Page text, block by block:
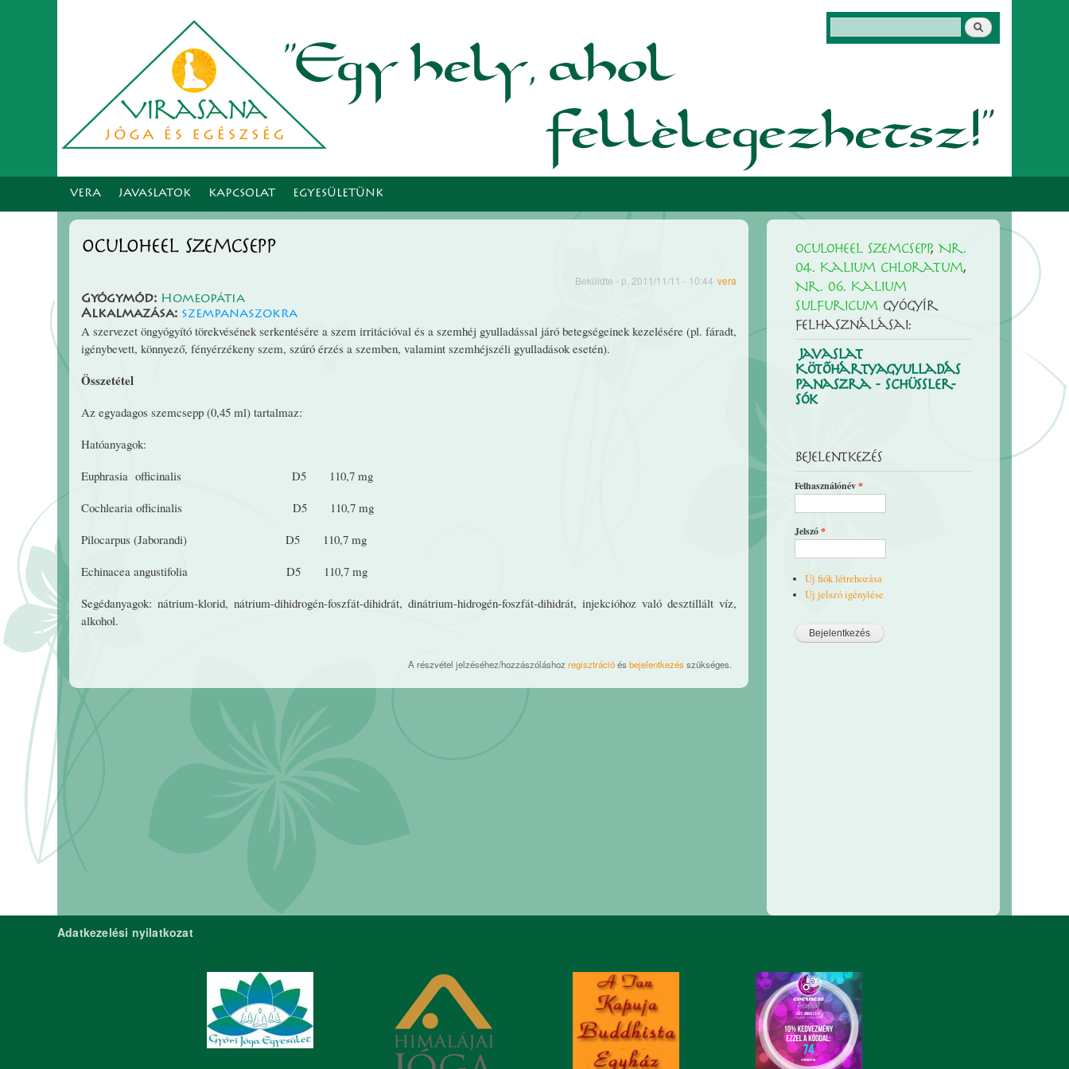
Keresés
VERA JAVASLATOK KAPCSOLAT EGYESÜLETÜNK
Oculoheel szemcsepp
Beküldte vera
- p, 2011/11/11 - 10:44
Gyógymód: Homeopátia
Alkalmazása: szempanaszokra
A szervezet öngyógyító törekvésének serkentésére a szem irritációval és a szemhéj gyulladással járó betegségeinek kezelésére (pl. fáradt,
igénybe­vett, könnyező, fény­ér­zé­keny szem, szúró érzés a szemben, valamint szem­héjszéli gyulladások esetén).
Összetétel
Az egyadagos szemcsepp (0,45 ml) tartalmaz:
Hatóanyagok:
Euphrasia officinalis D5 110,7 mg
Cochlearia officinalis D5 110,7 mg
Pilocarpus (Jaborandi) D5 110,7 mg
Echinacea angustifolia D5 110,7 mg
Segédanyagok: nátrium-klorid, nátrium-dihidrogén-foszfát-dihidrát, dinátrium-hidrogén-foszfát-dihidrát, injekcióhoz való desztillált víz,
alkohol.
A részvétel jelzéséhez/hozzászóláshozregisztrációésbejelentkezésszükséges.
Oculoheel szemcsepp, Nr.
04. Kalium chloratum,
Nr. 06. Kalium
sulfuricumgyógyír
felhasználásai:
Javaslat
Kötőhártyagyulladás
panaszra - Schüssler-
sók
Bejelentkezés
Felhasználónév*
Jelszó*
Új fiók létrehozása
Új jelszó igénylése
Adatkezelési nyilatkozat